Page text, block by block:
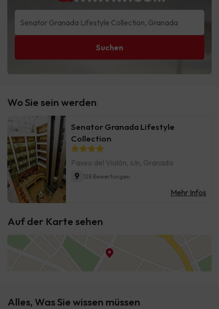
Wo Sie sein werden
Senator Granada Lifestyle
Collection
Paseo del Violón, s/n, Granada
9 128 Bewertungen
Mehr Infos
Auf der Karte sehen
Alles, Was Sie wissen müssen
Suchen